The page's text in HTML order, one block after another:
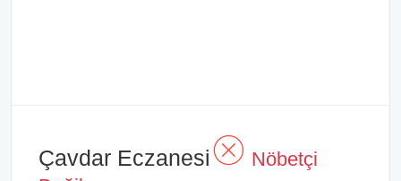
Çavdar Eczanesi
Nöbetçi